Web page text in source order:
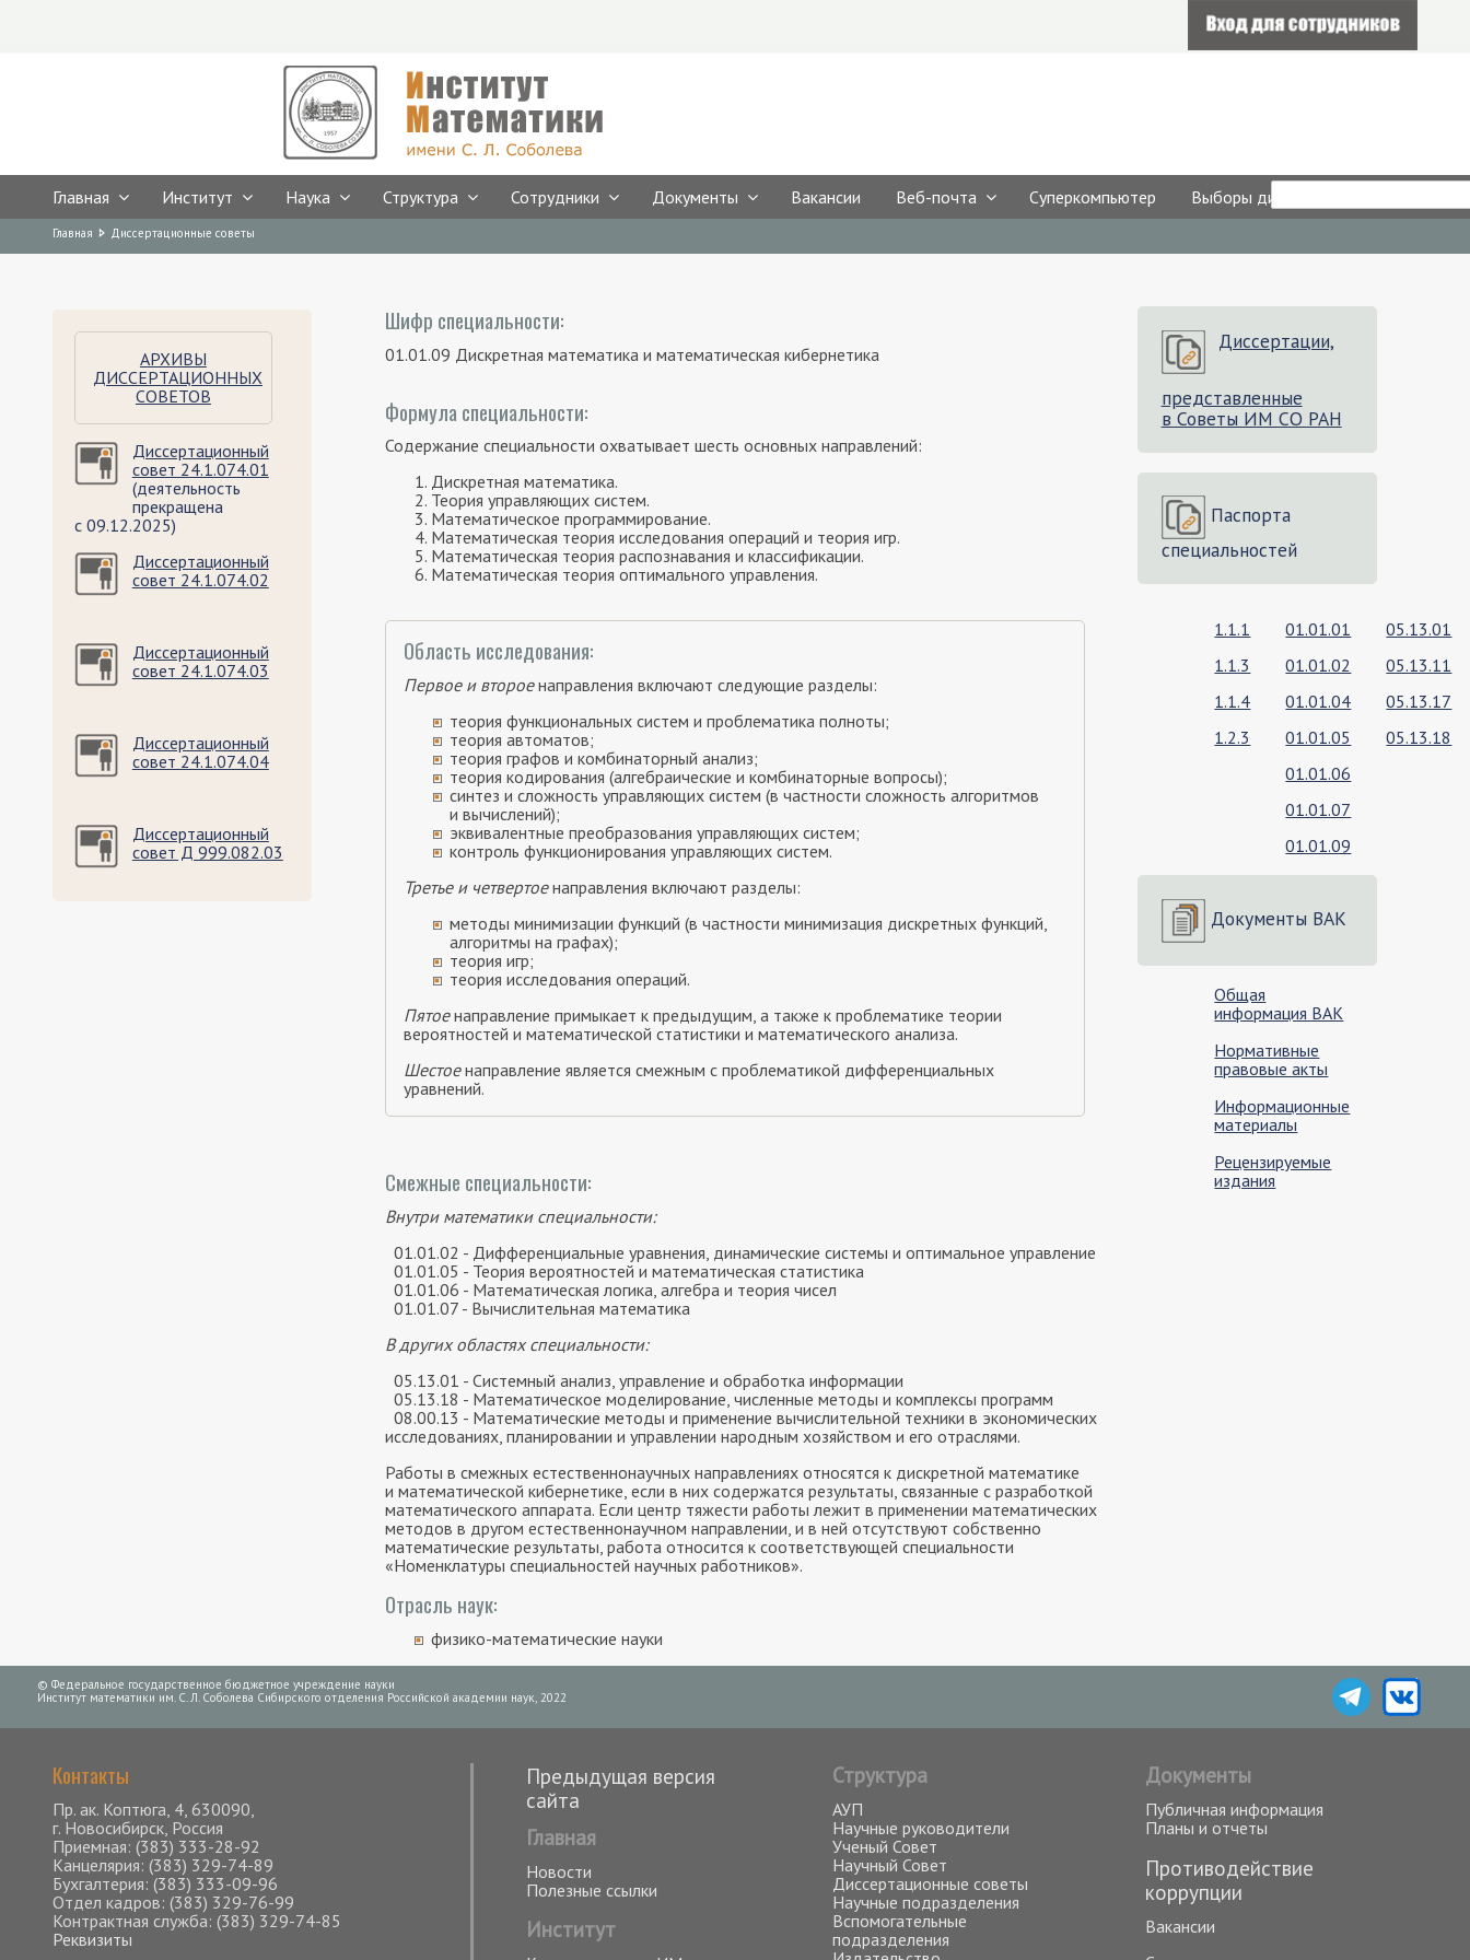
Предыдущая версия сайта
Главная Институт Наука Структура Сотрудники Документы Вакансии Веб-почта Суперкомпьютер Выборы директора
Форма
поиска
Breadcrumbs
You
are
here:
Главная Диссертационные советы
Шифр специальности:
01.01.09 Дискретная математика и математическая кибернетика
Формула специальности:
Содержание специальности охватывает шесть основных направлений:
Дискретная математика.
Теория управляющих систем.
Математическое программирование.
Математическая теория исследования операций и теория игр.
Математическая теория распознавания и классификации.
Математическая теория оптимального управления.
Область исследования:
Первое и второенаправления включают следующие разделы:
теория функциональных систем и проблематика полноты;
теория автоматов;
теория графов и комбинаторный анализ;
теория кодирования (алгебраические и комбинаторные вопросы);
синтез и сложность управляющих систем (в частности сложность алгоритмов
и вычислений);
эквивалентные преобразования управляющих систем;
контроль функционирования управляющих систем.
Третье и четвертоенаправления включают разделы:
методы минимизации функций (в частности минимизация дискретных функций,
алгоритмы на графах);
теория игр;
теория исследования операций.
Пятоенаправление примыкает к предыдущим, а также к проблематике теории
вероятностей и математической статистики и математического анализа.
Шестоенаправление является смежным с проблематикой дифференциальных
уравнений.
Смежные специальности:
Внутри математики специальности:
01.01.02 - Дифференциальные уравнения, динамические системы и оптимальное управление
01.01.05 - Теория вероятностей и математическая статистика
01.01.06 - Математическая логика, алгебра и теория чисел
01.01.07 - Вычислительная математика
В других областях специальности:
05.13.01 - Системный анализ, управление и обработка информации
05.13.18 - Математическое моделирование, численные методы и комплексы программ
08.00.13 - Математические методы и применение вычислительной техники в экономических
исследованиях, планировании и управлении народным хозяйством и его отраслями.
Работы в смежных естественнонаучных направлениях относятся к дискретной математике
и математической кибернетике, если в них содержатся результаты, связанные с разработкой
математического аппарата. Если центр тяжести работы лежит в применении математических
методов в другом естественнонаучном направлении, и в ней отсутствуют собственно
математические результаты, работа относится к соответствующей специальности
«Номенклатуры специальностей научных работников».
Отрасль наук:
физико-математические науки
АРХИВЫ
ДИССЕРТАЦИОННЫХ
СОВЕТОВ
Диссертационный
совет 24.1.074.01
(деятельность
прекращена
с 09.12.2025)
Диссертационный
совет 24.1.074.02
Диссертационный
совет 24.1.074.03
Диссертационный
совет 24.1.074.04
Диссертационный
совет Д 999.082.03
Диссертации,
представленные
в Советы ИМ СО РАН
Паспорта
специальностей
1.1.1 01.01.01
05.13.01
1.1.3
01.01.02
05.13.11
1.1.4
01.01.04
05.13.17
1.2.3
01.01.05
05.13.18
01.01.06
01.01.07
01.01.09
Документы ВАК
Общая
информация ВАК
Нормативные
правовые акты
Информационные
материалы
Рецензируемые
издания
© Федеральное государственное бюджетное учреждение науки
Институт математики им. С. Л. Соболева Сибирского отделения Российской академии наук, 2022
Контакты
Пр. ак. Коптюга, 4, 630090,
г. Новосибирск, Россия
Приемная: (383) 333-28-92
Канцелярия: (383) 329-74-89
Бухгалтерия: (383) 333-09-96
Отдел кадров: (383) 329-76-99
Контрактная служба: (383) 329-74-85
Реквизиты
Предыдущая версия
сайта
Главная
Новости
Полезные ссылки
Институт
Структура
АУП
Научные руководители
Ученый Совет
Научный Совет
Диссертационные советы
Научные подразделения
Вспомогательные
подразделения
Документы
Публичная информация
Планы и отчеты
Противодействие
коррупции
Вакансии